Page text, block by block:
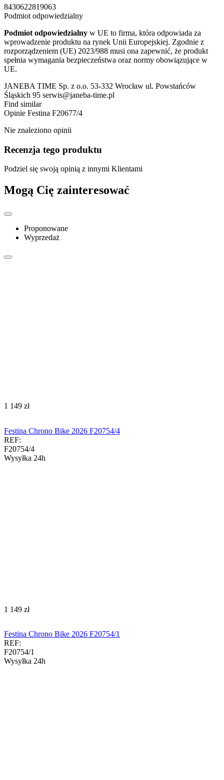
8430622819063
Podmiot odpowiedzialny
Podmiot odpowiedzialny w UE to firma, która odpowiada za
wprowadzenie produktu na rynek Unii Europejskiej. Zgodnie z
rozporządzeniem (UE) 2023/988 musi ona zapewnić, że produkt
spełnia wymagania bezpieczeństwa oraz normy obowiązujące w
UE.
JANEBA TIME Sp. z o.o. 53-332 Wrocław ul. Powstańców
Śląskich 95 serwis@janeba-time.pl
Find similar
Opinie Festina F20677/4
Nie znaleziono opinii
Recenzja tego produktu
Podziel się swoją opinią z innymi Klientami
Mogą Cię zainteresować
Proponowane
Wyprzedaż
‍1 149‍ zł
Festina Chrono Bike 2026 F20754/4
REF:
F20754/4
Wysyłka 24h
‍1 149‍ zł
Festina Chrono Bike 2026 F20754/1
REF:
F20754/1
Wysyłka 24h